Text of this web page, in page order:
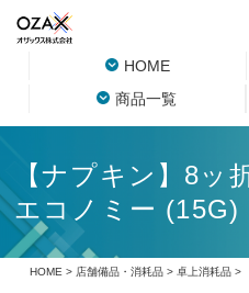
HOME
商品一覧
【ナプキン】8ッ
エコノミー (15G)
HOME > 店舗備品・消耗品> 卓上消耗品>